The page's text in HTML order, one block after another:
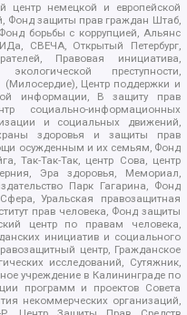
центр немецкой и европейской
Фонд защиты прав граждан Штаб,
борьбы с коррупцией, Альянс
СВЕЧА, Открытый Петербург,
Правовая инициатива,
преступности,
Центр поддержки и
информации, В защиту прав
социально-информационных
и социальных движений,
здоровья и защиты прав
осужденным и их семьям, Фонд
Так-Так-Так, центр Сова, центр
Эра здоровья, Мемориал,
Парк Гагарина, Фонд
Уральская правозащитная
прав человека, Фонд защиты
центр по правам человека,
инициатив и социального
центр, Гражданское
исследований, Сутяжник,
учреждение в Калининграде по
программ и проектов Совета
некоммерческих организаций,